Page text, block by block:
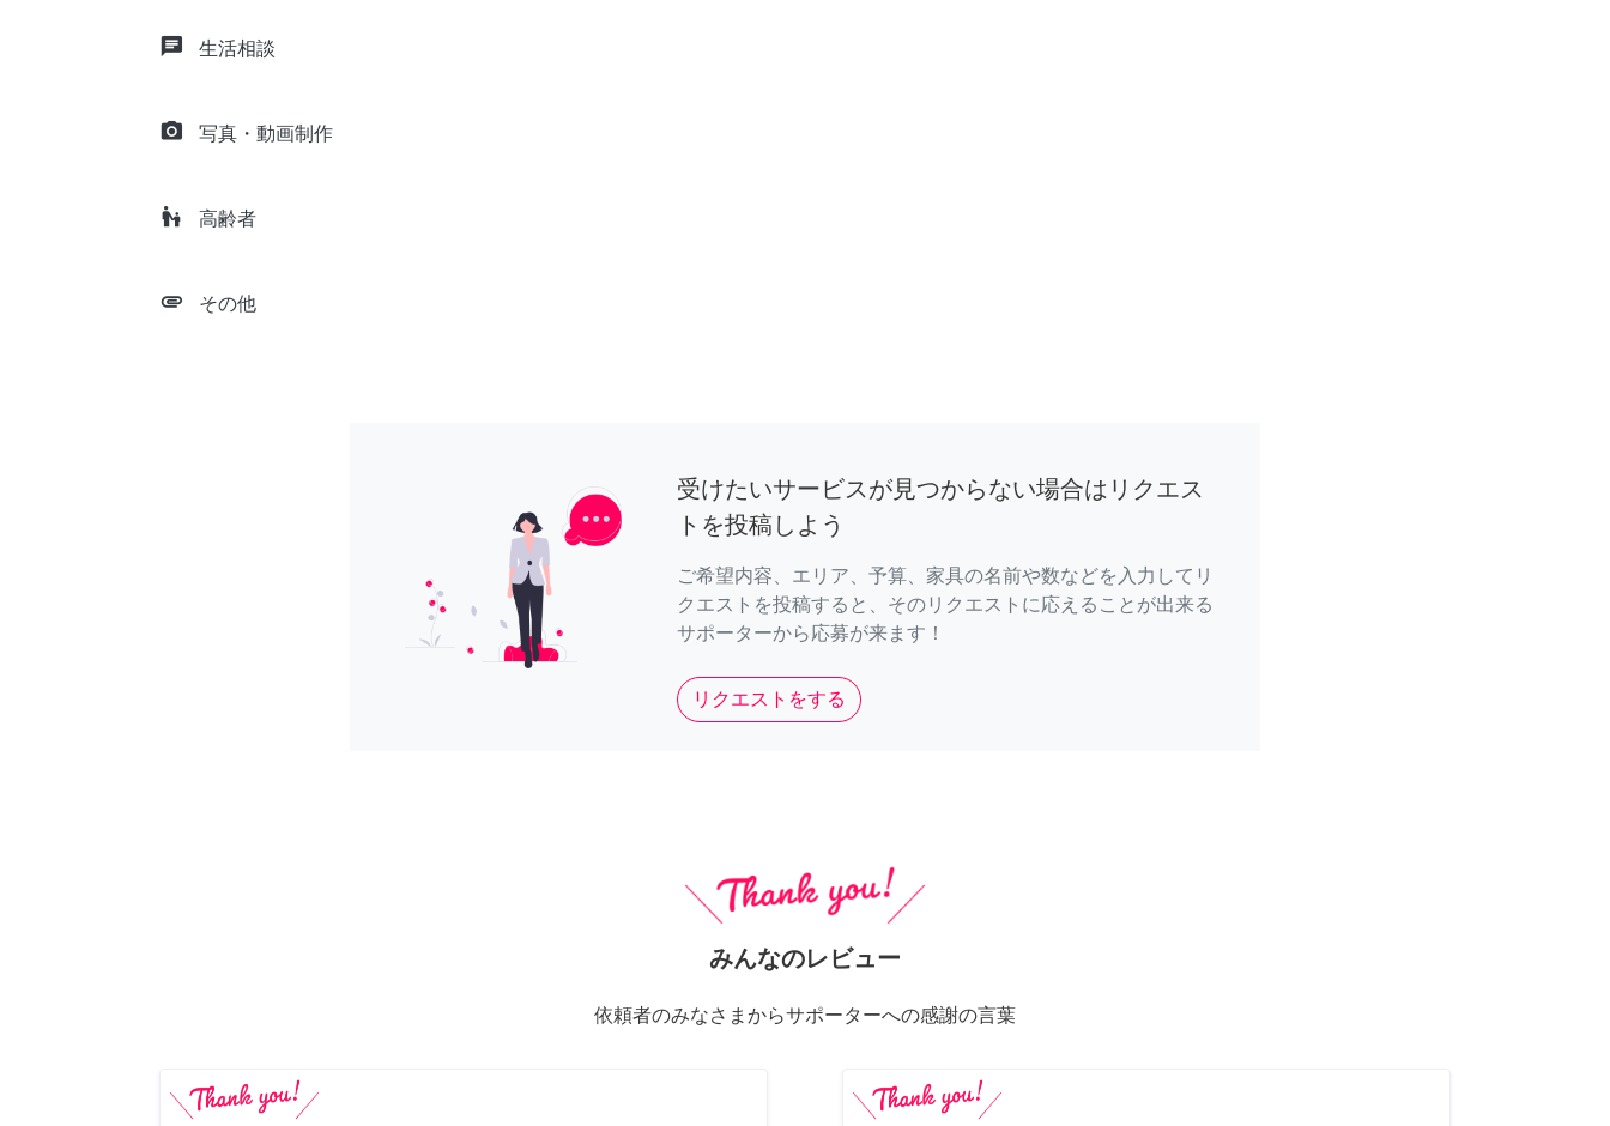
chat 生活相談
camera_alt 写真・動画制作
escalator_warning 高齢者
attachment その他
受けたいサービスが見つからない場合はリクエス
トを投稿しよう
ご希望内容、エリア、予算、家具の名前や数などを入力してリ
クエストを投稿すると、そのリクエストに応えることが出来る
サポーターから応募が来ます！
リクエストをする
みんなのレビュー
依頼者のみなさまからサポーターへの感謝の言葉